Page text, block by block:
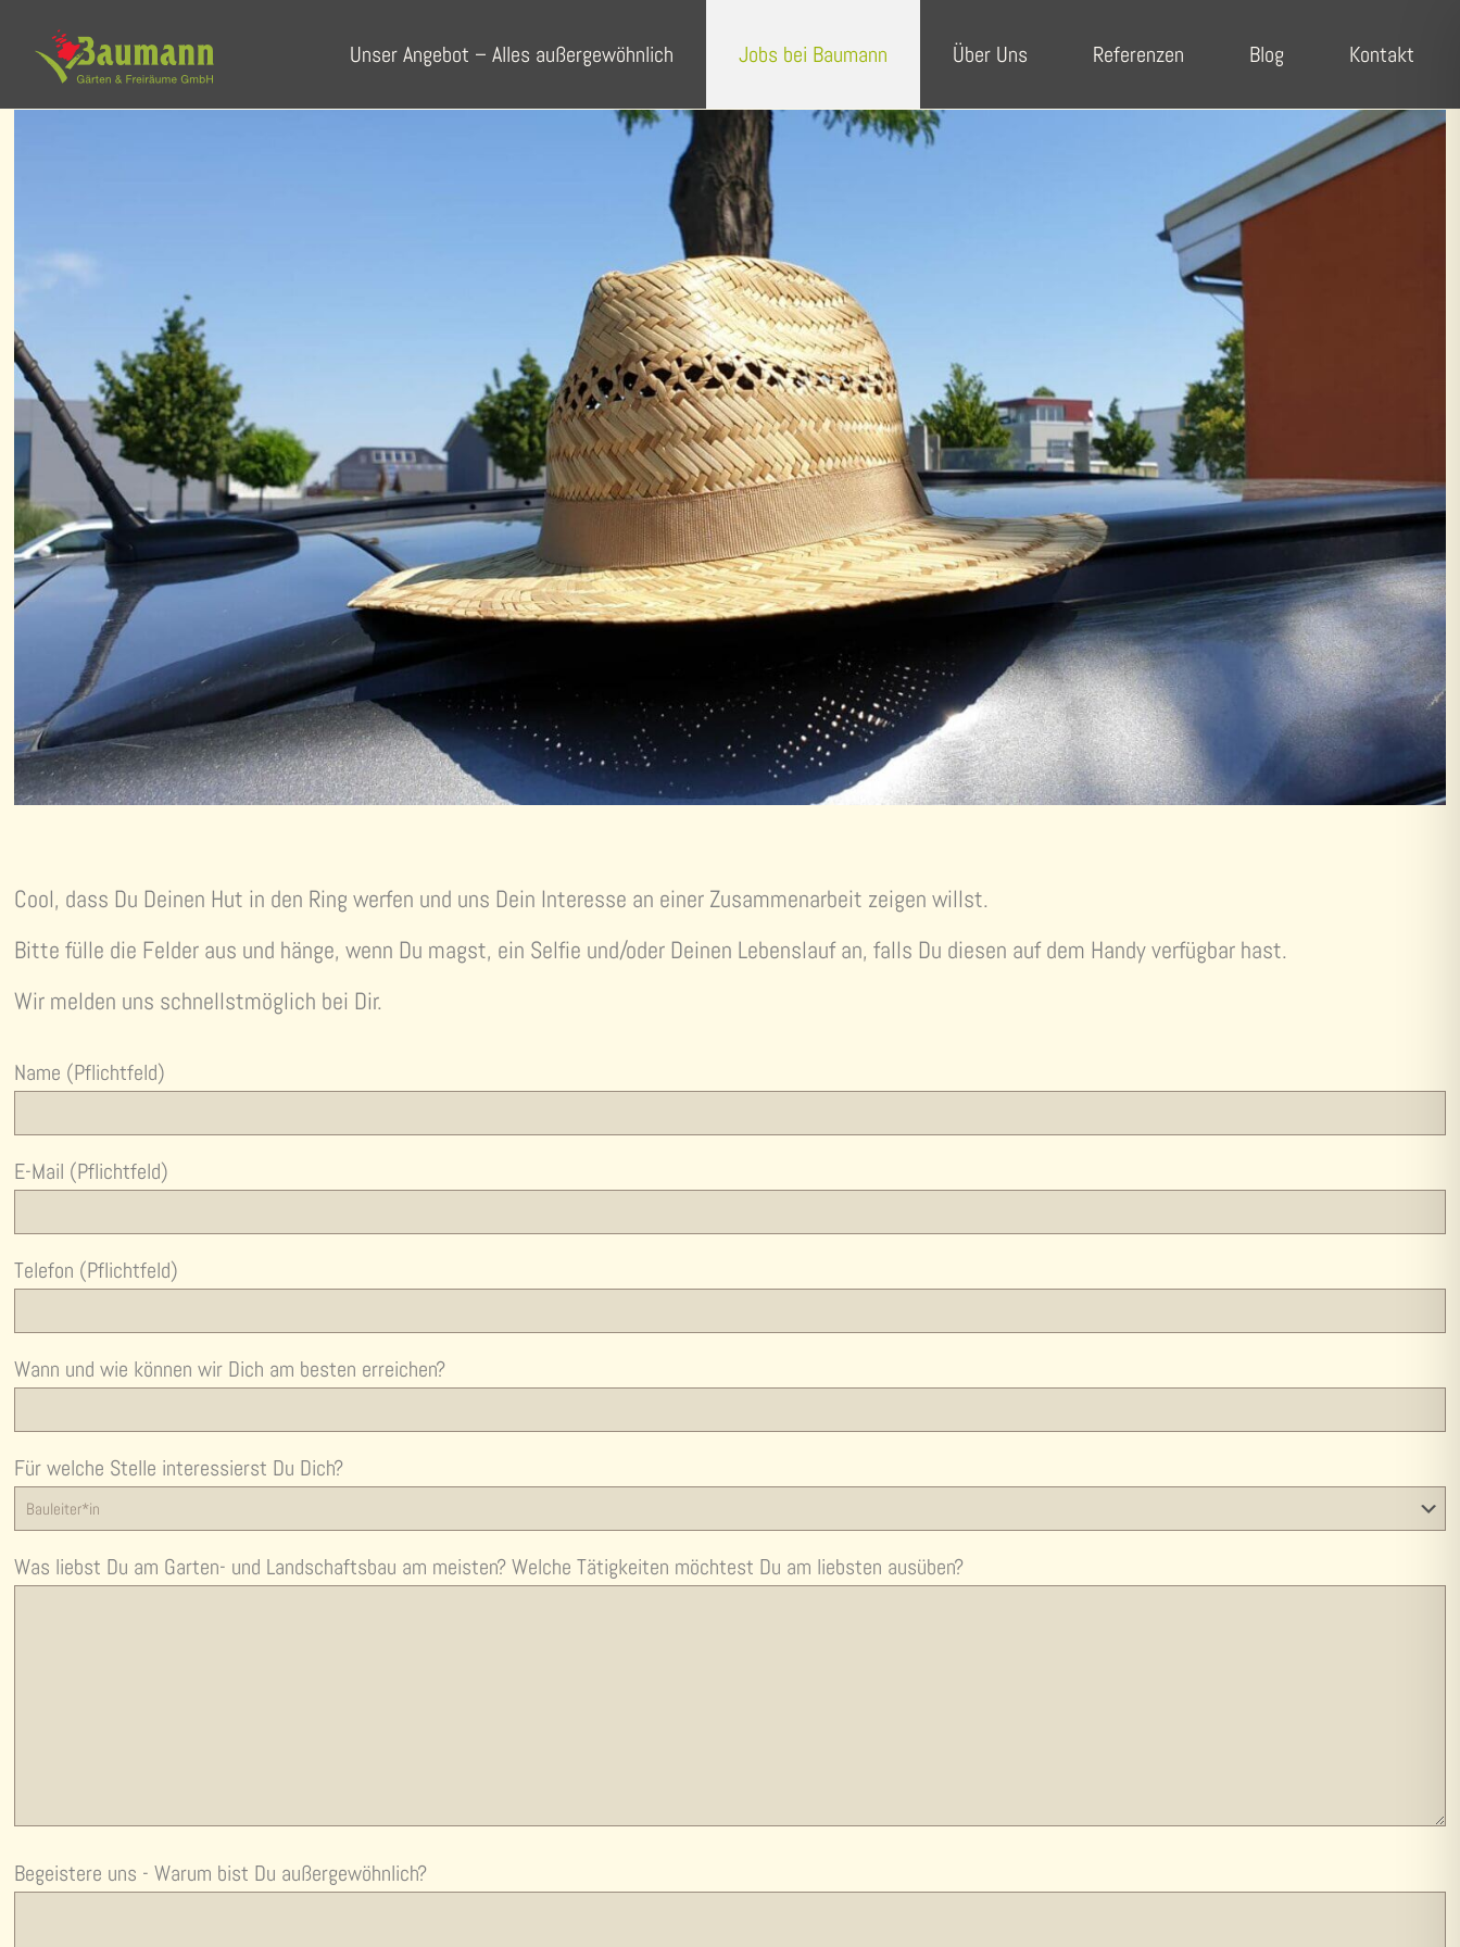
StartseiteUnser Angebot – Alles außergewöhnlich Jobs bei Baumann Über Uns Referenzen Blog Kontakt
Cool, dass Du Deinen Hut in den Ring werfen und uns Dein Interesse an einer Zusammenarbeit zeigen willst.
Bitte fülle die Felder aus und hänge, wenn Du magst, ein Selfie und/oder Deinen Lebenslauf an, falls Du diesen auf dem Handy verfügbar hast.
Wir melden uns schnellstmöglich bei Dir.
Name (Pflichtfeld)
E-Mail (Pflichtfeld)
Telefon (Pflichtfeld)
Wann und wie können wir Dich am besten erreichen?
Für welche Stelle interessierst Du Dich?
Was liebst Du am Garten- und Landschaftsbau am meisten? Welche Tätigkeiten möchtest Du am liebsten ausüben?
Begeistere uns - Warum bist Du außergewöhnlich?